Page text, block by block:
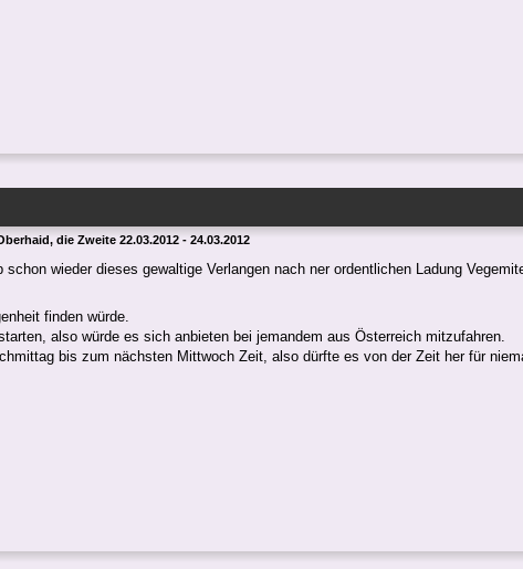
die Zweite 22.03.2012 - 24.03.2012
schon wieder dieses gewaltige Verlangen nach ner ordentlichen Ladung
finden würde.
also würde es sich anbieten bei jemandem aus Österreich mitzufahren.
bis zum nächsten Mittwoch Zeit, also dürfte es von der Zeit her für